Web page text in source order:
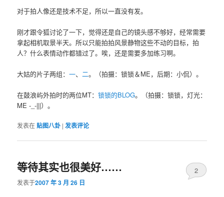
对于拍人像还是技术不足，所以一直没有发。
刚才跟令狐讨论了一下，觉得还是自己的镜头感不够好，经常需要
拿起相机取景半天。所以只能拍拍风景静物这些不动的目标，拍
人？什么表情动作都错过了。唉，还是需要多加练习啊。
大姑的片子两组：一、二。（拍摄：锁锁＆ME，后期：小侃）。
在鼓浪屿外拍时的两位MT：锁锁的BLOG。（拍摄：锁锁，灯光：
ME -_-|||）。
发表在贴图八卦 |发表评论
等待其实也很美好……
发表于2007 年 3 月 26 日
2